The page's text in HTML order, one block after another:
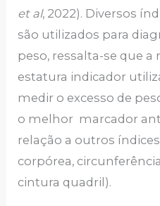
et al, 2022). Diversos
são utilizados para
peso, ressalta-se que a
estatura indicador
medir o excesso de
o melhor marcador
relação a outros
corpórea,
cintura quadril).